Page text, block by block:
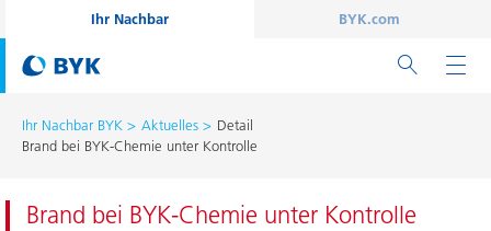
Ihr Nachbar BYK.com
Ihr Nachbar BYK Aktuelles
Detail
Brand bei BYK-Chemie unter Kontrolle
Brand bei BYK-Chemie unter Kontrolle